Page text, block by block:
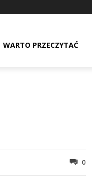
WARTO PRZECZYTAĆ
0